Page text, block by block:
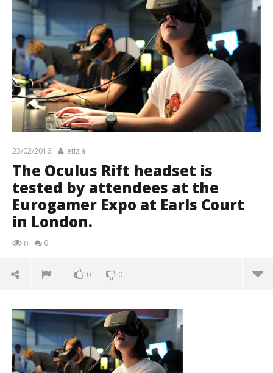
23/02/2016 letizia
The Oculus Rift headset is
tested by attendees at the
Eurogamer Expo at Earls Court
in London.
0 0
0 0
the Eurogamer Expo at Earls Court in London.
23/02/2016
letizia